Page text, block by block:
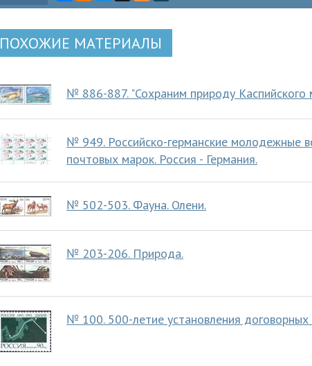
ПОХОЖИЕ МАТЕРИАЛЫ
№ 886-887. "Сохраним природу Каспийского
№ 949. Российско-германские молодежные
почтовых марок. Россия - Германия.
№ 502-503. Фауна. Олени.
№ 203-206. Природа.
№ 100. 500-летие установления